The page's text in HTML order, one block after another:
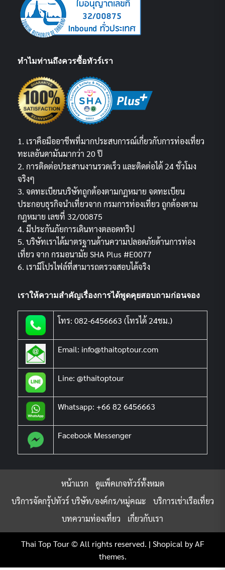
ทำไมท่านถึงควรซื้อทัวร์เรา
1. เราคือมืออาชีพที่มากประสบการณ์เกี่ยวกับการท่องเที่ยว
ทะเลอันดามันมากว่า 20 ปี
2. การติดต่อประสานงานรวดเร็ว และติดต่อได้ 24 ชั่วโมง
จริงๆ
3. จดทะเบียนบริษัทถูกต้องตามกฏหมาย จดทะเบียน
ประกอบธุรกิจนำเที่ยวจาก กรมการท่องเที่ยว ถูกต้องตาม
กฎหมาย เลขที่ 32/00875
4. มีประกันภัยการเดินทางตลอดทริป
5. บริษัทเราได้มาตรฐานด้านความปลอดภัยด้านการท่อง
เที่ยว จาก กรมอนามัย SHA Plus #E0077
6. เรามีโปรไฟล์ที่สามารถตรวจสอบได้จริง
เราให้ความสำคัญเรื่องการได้พูดคุยสอบถามก่อนจอง
โทร: 082-6456663 (โทรได้ 24ชม.)
Email: info@thaitoptour.com
Line: @thaitoptour
Whatsapp: +66 82 6456663
Facebook Messenger
หน้าแรก
ดูแพ็คเกจทัวร์ทั้งหมด
บริการจัดกรุ้ปทัวร์ บริษัท/องค์กร/หมู่คณะ
บริการเช่าเรือเที่ยว
บทความท่องเที่ยว
เกี่ยวกับเรา
Thai Top Tour © All rights reserved. | Shopicalby AF
themes.